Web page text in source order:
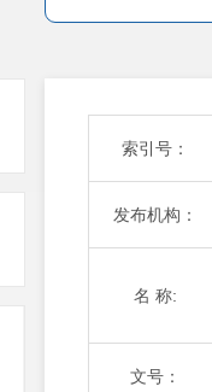
索引号：
发布机构：
名 称:
文号：